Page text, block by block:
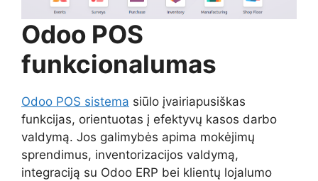
Odoo POS
funkcionalumas
Odoo POS sistema siūlo įvairiapusiškas
funkcijas, orientuotas į efektyvų kasos darbo
valdymą. Jos galimybės apima mokėjimų
sprendimus, inventorizacijos valdymą,
integraciją su Odoo ERP bei klientų lojalumo